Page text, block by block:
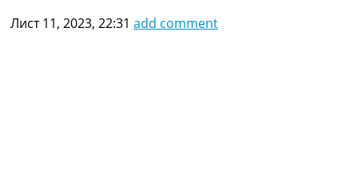
Лист 11, 2023, 22:31 add comment